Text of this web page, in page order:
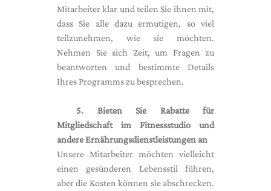
Mitarbeiter klar und teilen Sie ihnen mit,
dass Sie alle dazu ermutigen, so viel
teilzunehmen, wie sie möchten.
Nehmen Sie sich Zeit, um Fragen zu
beantworten und bestimmte Details
Ihres Programms zu besprechen.
5. Bieten Sie Rabatte für
Mitgliedschaft im Fitnessstudio und
andere Ernährungsdienstleistungen an
Unsere Mitarbeiter möchten vielleicht
einen gesünderen Lebensstil führen,
aber die Kosten können sie abschrecken.